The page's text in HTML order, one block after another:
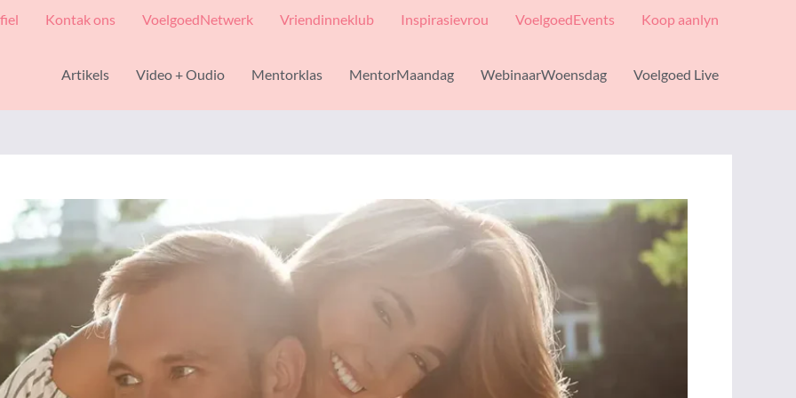
Kontak ons VoelgoedNetwerk Vriendinneklub Inspirasievrou VoelgoedEvents Koop aanlyn
Artikels Video + Oudio Mentorklas MentorMaandag WebinaarWoensdag Voelgoed Live